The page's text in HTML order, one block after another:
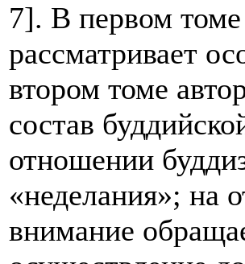
7]. В первом томе
рассматривает
втором томе
состав
отношении
«неделания»; на
внимание